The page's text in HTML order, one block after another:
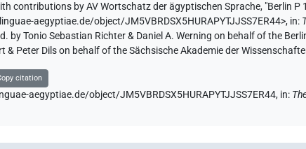
contributions by AV Wortschatz der ägyptischen Sprache, "Berlin P
aegyptiae.de/object/JM5VBRDSX5HURAPYTJJSS7ER44>, in:
by Tonio Sebastian Richter & Daniel A. Werning on behalf of the
& Peter Dils on behalf of the Sächsische Akademie der
citation
aegyptiae.de/object/JM5VBRDSX5HURAPYTJJSS7ER44, in: